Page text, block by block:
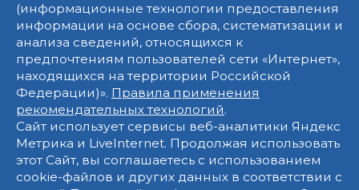
(информационные технологии предоставления
информации на основе сбора, систематизации и
анализа сведений, относящихся к
предпочтениям пользователей сети «Интернет»,
находящихся на территории Российской
Федерации)». Правила применения
рекомендательных технологий.
Сайт использует сервисы веб-аналитики Яндекс
Метрика и LiveInternet. Продолжая использовать
этот Сайт, вы соглашаетесь с использованием
cookie-файлов и других данных в соответствии с